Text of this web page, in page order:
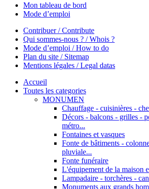
Mon tableau de bord
Mode d’emploi
Contribuer / Contribute
Qui sommes-nous ? / Whois ?
Mode d’emploi / How to do
Plan du site / Sitemap
Mentions légales / Legal datas
Accueil
Toutes les categories
MONUMEN
Chauffage - cuisinières -
Décors - balcons - grilles -
métro...
Fontaines et vasques
Fonte de bâtiments -
pluviale...
Fonte funéraire
L'équipement de la maison
Lampadaire - torchères -
Monuments aux grands